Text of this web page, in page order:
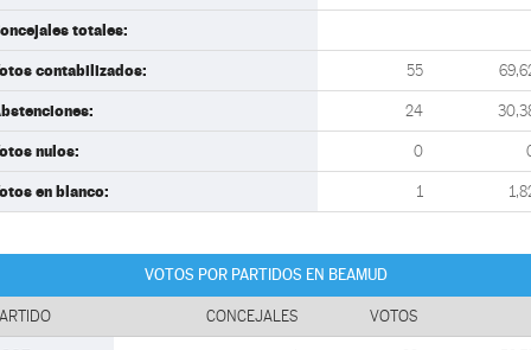
totales:
contabilizados: 55
24
nulos: 0
en blanco: 1
VOTOS POR PARTIDOS EN BEAMUD
CONCEJALES VOTOS